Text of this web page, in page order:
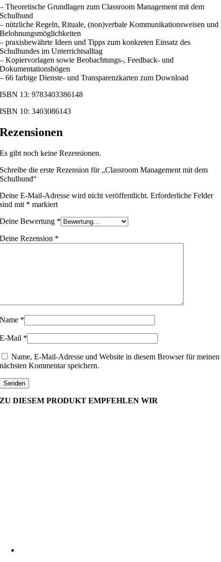
– Theoretische Grundlagen zum Classroom Management mit dem
Schulhund
– nützliche Regeln, Rituale, (non)verbale Kommunikationsweisen und
Belohnungsmöglichkeiten
– praxisbewährte Ideen und Tipps zum konkreten Einsatz des
Schulhundes im Unterrichtsalltag
– Kopiervorlagen sowie Beobachtungs-, Feedback- und
Dokumentationsbögen
– 66 farbige Dienste- und Transparenzkarten zum Download
ISBN 13: 9783403386148
ISBN 10: 3403086143
Rezensionen
Es gibt noch keine Rezensionen.
Schreibe die erste Rezension für „Classroom Management mit dem
Schulhund“
Deine E-Mail-Adresse wird nicht veröffentlicht. Erforderliche Felder
sind mit * markiert
Deine Bewertung *
Deine Rezension *
Name *
E-Mail *
Name, E-Mail-Adresse und Website in diesem Browser für meinen
nächsten Kommentar speichern.
ZU DIESEM PRODUKT EMPFEHLEN WIR